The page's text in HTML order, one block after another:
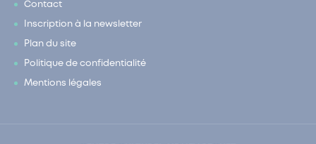
Contact
Inscription à la newsletter
Plan du site
Politique de confidentialité
Mentions légales